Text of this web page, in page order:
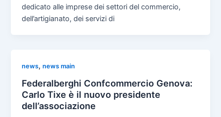
dedicato alle imprese dei settori del commercio,
dell’artigianato, dei servizi di
news,news main
Federalberghi Confcommercio Genova:
Carlo Tixe è il nuovo presidente
dell’associazione